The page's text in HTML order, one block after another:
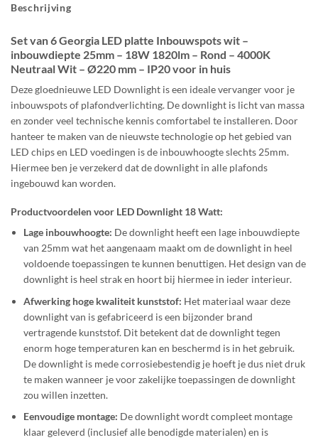
Beschrijving
Set van 6 Georgia LED platte Inbouwspots wit –
inbouwdiepte 25mm – 18W 1820lm – Rond – 4000K
Neutraal Wit – Ø220 mm – IP20 voor in huis
Deze gloednieuwe LED Downlight is een ideale vervanger voor je
inbouwspots of plafondverlichting. De downlight is licht van massa
en zonder veel technische kennis comfortabel te installeren. Door
hanteer te maken van de nieuwste technologie op het gebied van
LED chips en LED voedingen is de inbouwhoogte slechts 25mm.
Hiermee ben je verzekerd dat de downlight in alle plafonds
ingebouwd kan worden.
Productvoordelen voor LED Downlight 18 Watt:
Lage inbouwhoogte: De downlight heeft een lage inbouwdiepte
van 25mm wat het aangenaam maakt om de downlight in heel
voldoende toepassingen te kunnen benuttigen. Het design van de
downlight is heel strak en hoort bij hiermee in ieder interieur.
Afwerking hoge kwaliteit kunststof: Het materiaal waar deze
downlight van is gefabriceerd is een bijzonder brand
vertragende kunststof. Dit betekent dat de downlight tegen
enorm hoge temperaturen kan en beschermd is in het gebruik.
De downlight is mede corrosiebestendig je hoeft je dus niet druk
te maken wanneer je voor zakelijke toepassingen de downlight
zou willen inzetten.
Eenvoudige montage: De downlight wordt compleet montage
klaar geleverd (inclusief alle benodigde materialen) en is